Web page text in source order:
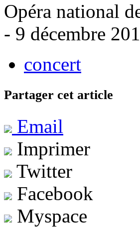
Opéra national
- 9 décembre
concert
Partager cet article
Email
Imprimer
Twitter
Facebook
Myspace